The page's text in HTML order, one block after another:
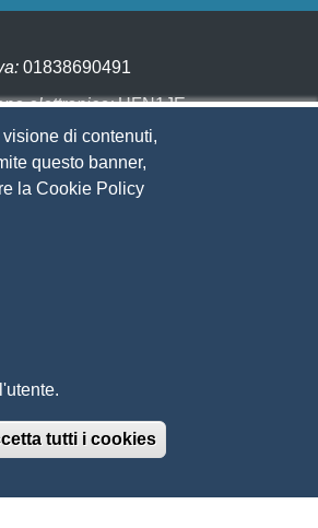
01838690491
elettronica:UFN1JE
Tirreno Itinerari
di contenuti,
questo banner,
la Cookie Policy
tutti i cookies